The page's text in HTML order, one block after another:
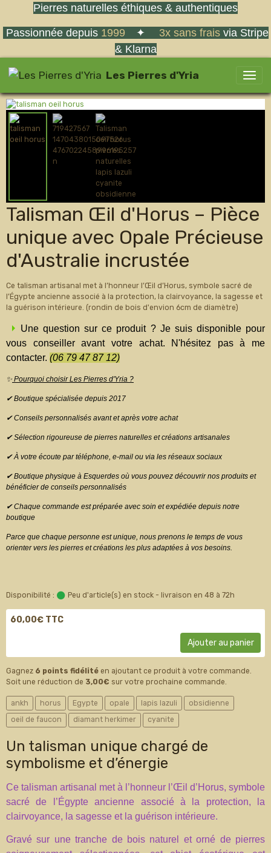
Pierres naturelles éthiques & authentiques
Passionnée depuis 1999 ✦ 3x sans fraisvia Stripe
& Klarna
Les Pierres d'Yria
Talisman Œil d'Horus – Pièce
unique avec Opale Précieuse
d'Australie incrustée
Ce talisman artisanal met à l’honneur l’Œil d’Horus, symbole sacré de
l’Égypte ancienne associé à la protection, la clairvoyance, la sagesse et
la guérison intérieure. (rondin de bois d'envion 6cm de diamètre)
Une question sur ce produit ? Je suis disponible pour
vous conseiller avant votre achat. N'hésitez pas à me
contacter. (06 79 47 87 12)
✨Pourquoi choisir Les Pierres d'Yria ?
✔ Boutique spécialisée depuis 2017
✔ Conseils personnalisés avant et après votre achat
✔ Sélection rigoureuse de pierres naturelles et créations artisanales
✔ À votre écoute par téléphone, e-mail ou via les réseaux sociaux
✔ Boutique physique à Esquerdes où vous pouvez découvrir nos produits et
bénéficier de conseils personnalisés
✔ Chaque commande est préparée avec soin et expédiée depuis notre
boutique
Parce que chaque personne est unique, nous prenons le temps de vous
orienter vers les pierres et créations les plus adaptées à vos besoins.
Disponibilité : Peu d'article(s) en stock - livraison en 48 à 72h
60,00€ TTC
Ajouter au panier
Gagnez 6 points fidélité en ajoutant ce produit à votre commande.
Soit une réduction de 3,00€ sur votre prochaine commande.
ankh horus Egypte opale lapis lazuli
obsidienne
oeil de faucon
diamant herkimer cyanite
Un talisman unique chargé de
symbolisme et d’énergie
Ce talisman artisanal met à l’honneur l’Œil d’Horus, symbole
sacré de l’Égypte ancienne associé à la protection, la
clairvoyance, la sagesse et la guérison intérieure.
Gravé sur une tranche de bois naturel et orné de pierres